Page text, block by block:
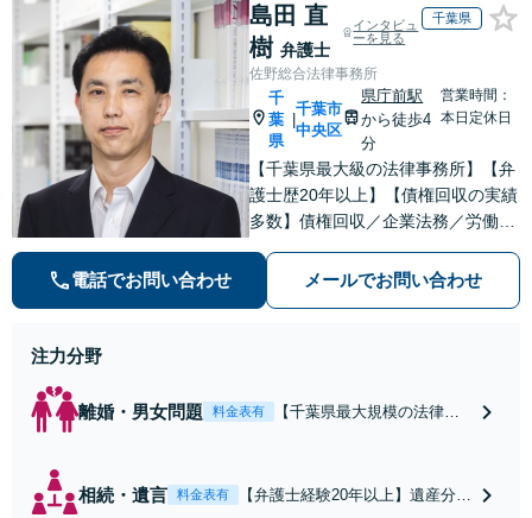
島田 直
樹 弁護士
インタビュ
ーを見る
千葉県
佐野総合法律事務所
千
葉
県
千葉市
中央区
県庁前駅
から徒歩4
分
営業時間：
本日定休日
【千葉県最大級の法律事務所】【弁
護士歴20年以上】【債権回収の実績
多数】債権回収／企業法務／労働
い。依頼者の意向を最優先に、迅速
かつ最善の解決を目指します。【初
電話でお問い合わせ メールでお問い合わせ
注力分野
離婚・男女問題 料金表有
【千葉県最大規模の法律事
頼者さまのご意向を踏まえ
相続・遺言 料金表有
【弁護士経験20年以上】遺産分割